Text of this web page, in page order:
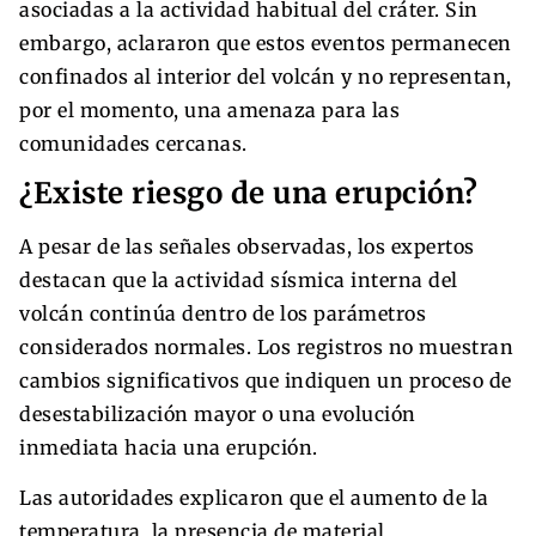
asociadas a la actividad habitual del cráter. Sin
embargo, aclararon que estos eventos permanecen
confinados al interior del volcán y no representan,
por el momento, una amenaza para las
comunidades cercanas.
¿Existe riesgo de una erupción?
A pesar de las señales observadas, los expertos
destacan que la actividad sísmica interna del
volcán continúa dentro de los parámetros
considerados normales. Los registros no muestran
cambios significativos que indiquen un proceso de
desestabilización mayor o una evolución
inmediata hacia una erupción.
Las autoridades explicaron que el aumento de la
temperatura, la presencia de material